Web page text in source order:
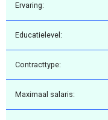
Ervaring:
Educatielevel:
Contracttype:
Maximaal salaris: